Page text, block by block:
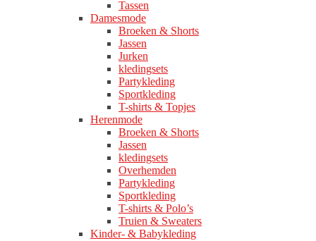
Tassen
Damesmode
Broeken & Shorts
Jassen
Jurken
kledingsets
Partykleding
Sportkleding
T-shirts & Topjes
Herenmode
Broeken & Shorts
Jassen
kledingsets
Overhemden
Partykleding
Sportkleding
T-shirts & Polo’s
Truien & Sweaters
Kinder- & Babykleding